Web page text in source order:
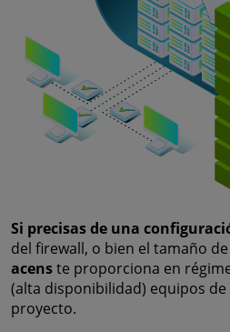
Si precisas de una
del firewall, o bien el tamaño
acenste proporciona en
(alta disponibilidad) equipos
proyecto.